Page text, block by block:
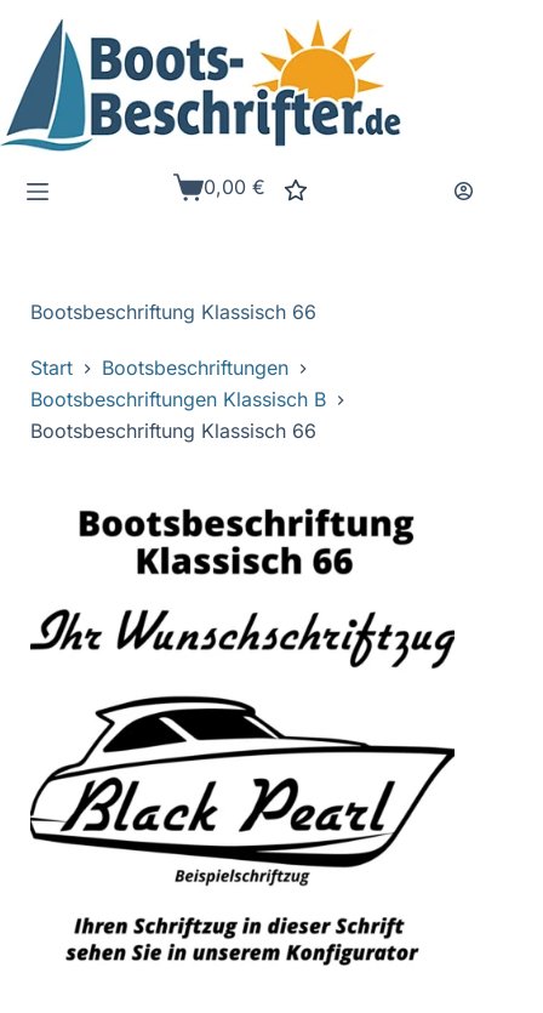
Inhalt
springen
Warenkorb
0,00€
Bootsbeschriftung Klassisch 66
Start
Bootsbeschriftungen
Bootsbeschriftungen Klassisch B
Bootsbeschriftung Klassisch 66